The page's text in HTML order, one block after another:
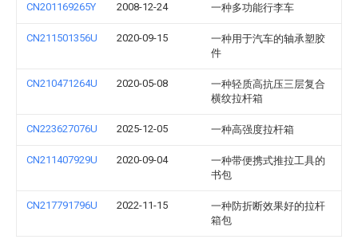
CN201169265Y 2008-12-24 一种多功能行李车
CN211501356U 2020-09-15
一种用于汽车的轴承塑胶
件
CN210471264U 2020-05-08
一种轻质高抗压三层复合
横纹拉杆箱
CN223627076U 2025-12-05 一种高强度拉杆箱
CN211407929U 2020-09-04
一种带便携式推拉工具的
书包
CN217791796U 2022-11-15
一种防折断效果好的拉杆
箱包